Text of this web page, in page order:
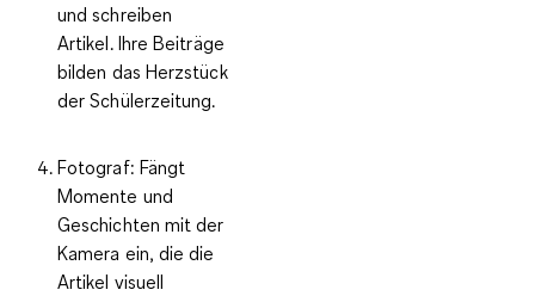
und schreiben
Artikel. Ihre Beiträge
bilden das Herzstück
der Schülerzeitung.
Fotograf: Fängt
Momente und
Geschichten mit der
Kamera ein, die die
Artikel visuell